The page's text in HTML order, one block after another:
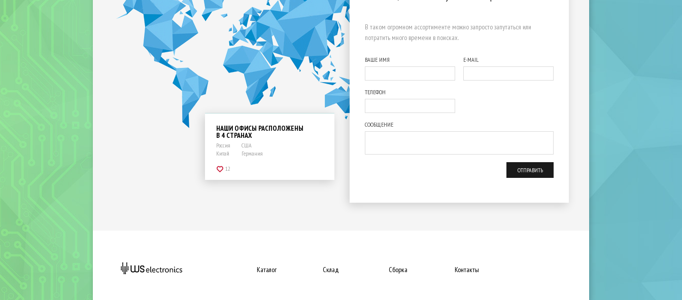
НАШИ ОФИСЫ РАСПОЛОЖЕНЫ
В 4 СТРАНАХ
Россия
Китай
США
Германия
12
В таком огромном ассортименте можно запросто запутаться или
потратить много времени в поисках.
ВАШЕ ИМЯ E-MAIL
ТЕЛЕФОН
СООБЩЕНИЕ
Каталог Склад Сборка Контакты